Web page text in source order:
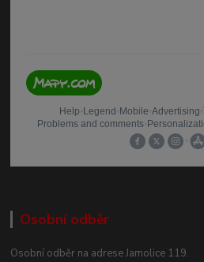
Osobní odběr
Osobní odběr na adrese Jamolice 119.